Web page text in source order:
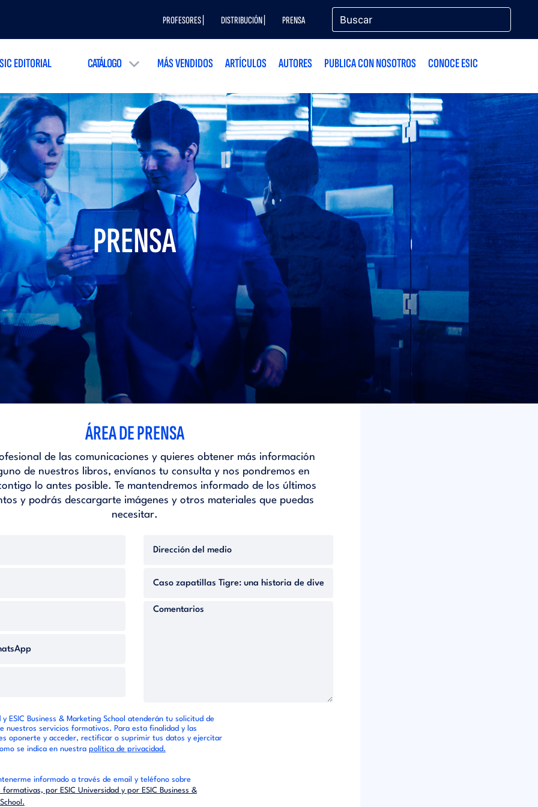
PROFESORES | DISTRIBUCIÓN | PRENSA
EDITORIAL CATÁLOGO MÁS VENDIDOS ARTÍCULOS AUTORES PUBLICA CON NOSOTROS CONOCE ESIC
PRENSA
ÁREA DE PRENSA
de las comunicaciones y quieres obtener más información
de nuestros libros, envíanos tu consulta y nos pondremos en
lo antes posible. Te mantendremos informado de los últimos
y podrás descargarte imágenes y otros materiales que puedas
necesitar.
y ESIC Business & Marketing School atenderán tu solicitud de
nuestros servicios formativos. Para esta finalidad y las
oponerte y acceder, rectificar o suprimir tus datos y ejercitar
se indica en nuestra política de privacidad.
informado a través de email y teléfono sobre
formativas, por ESIC Universidad y por ESIC Business &